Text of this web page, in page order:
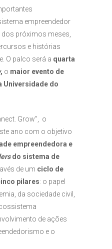
empreendedor
dos próximos meses,
e histórias
O palco será a quarta
, o maior evento de
Universidade do
Grow”, o
ano com o objetivo
empreendedora e
do sistema de
de um ciclo de
pilares: o papel
da sociedade civil,
de ações
e o